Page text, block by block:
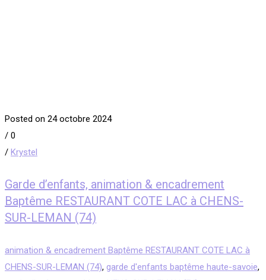
Posted on 24 octobre 2024
/ 0
/ Krystel
Garde d’enfants, animation & encadrement
Baptême RESTAURANT COTE LAC à CHENS-
SUR-LEMAN (74)
animation & encadrement Baptême RESTAURANT COTE LAC à
CHENS-SUR-LEMAN (74), garde d'enfants baptême haute-savoie,